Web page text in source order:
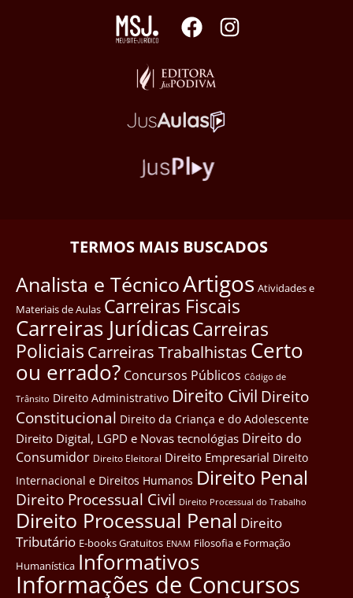
TERMOS MAIS BUSCADOS
Analista e TécnicoArtigos Atividades e
Materiais de Aulas Carreiras Fiscais
Carreiras JurídicasCarreiras
Policiais Carreiras Trabalhistas Certo
ou errado? Concursos Públicos Côdigo de
Trânsito Direito Administrativo Direito Civil Direito
Constitucional Direito da Criança e do Adolescente
Direito Digital, LGPD e Novas tecnológias Direito do
Consumidor Direito Eleitoral Direito Empresarial Direito
Internacional e Direitos Humanos Direito Penal
Direito Processual Civil Direito Processual do Trabalho
Direito Processual Penal Direito
Tributário E-books Gratuitos ENAM Filosofia e Formação
Humanística Informativos
Informações de Concursos